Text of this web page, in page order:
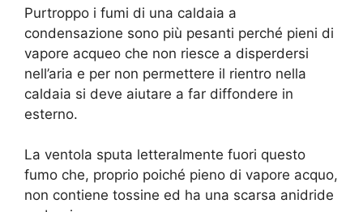
Purtroppo i fumi di una caldaia a
condensazione sono più pesanti perché pieni di
vapore acqueo che non riesce a disperdersi
nell’aria e per non permettere il rientro nella
caldaia si deve aiutare a far diffondere in
esterno.
La ventola sputa letteralmente fuori questo
fumo che, proprio poiché pieno di vapore acquo,
non contiene tossine ed ha una scarsa anidride